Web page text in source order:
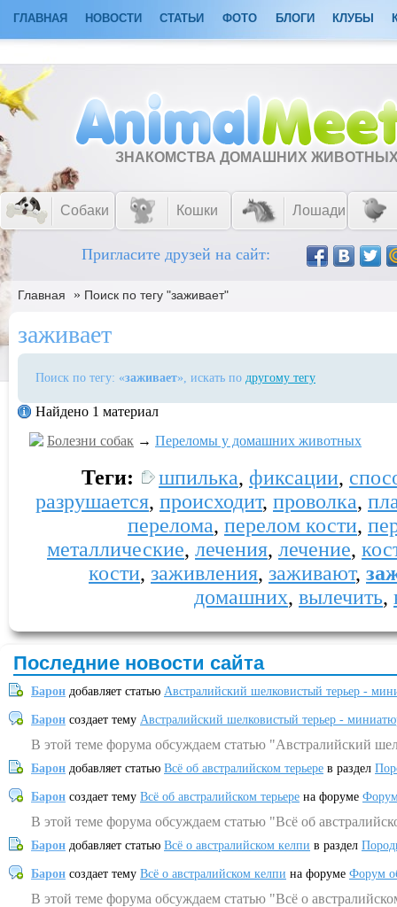
ГЛАВНАЯ НОВОСТИ СТАТЬИ ФОТО БЛОГИ КЛУБЫ
ЗНАКОМСТВА ДОМАШНИХ
Собаки Кошки Лошади
Пригласите друзей на сайт:
Главная » Поиск по тегу "заживает"
заживает
Поиск по тегу: «заживает», искать по другому тегу
Найдено 1 материал
Болезни собак → Переломы у домашних животных
Теги: шпилька, фиксации,
разрушается, происходит, проволка,
перелома, перелом кости,
металлические, лечения, лечение,
кости, заживления, заживают,
домашних, вылечить,
Последние новости сайта
Барон добавляет статью Австралийский шелковистый терьер -
Барон создает тему Австралийский шелковистый терьер -
В этой теме форума обсуждаем статью "Австралийский
Барон добавляет статью Всё об австралийском терьере в раздел
Барон создает тему Всё об австралийском терьере на форуме
В этой теме форума обсуждаем статью "Всё об
Барон добавляет статью Всё о австралийском келпи в раздел
Барон создает тему Всё о австралийском келпи на форуме Форум
В этой теме форума обсуждаем статью "Всё о